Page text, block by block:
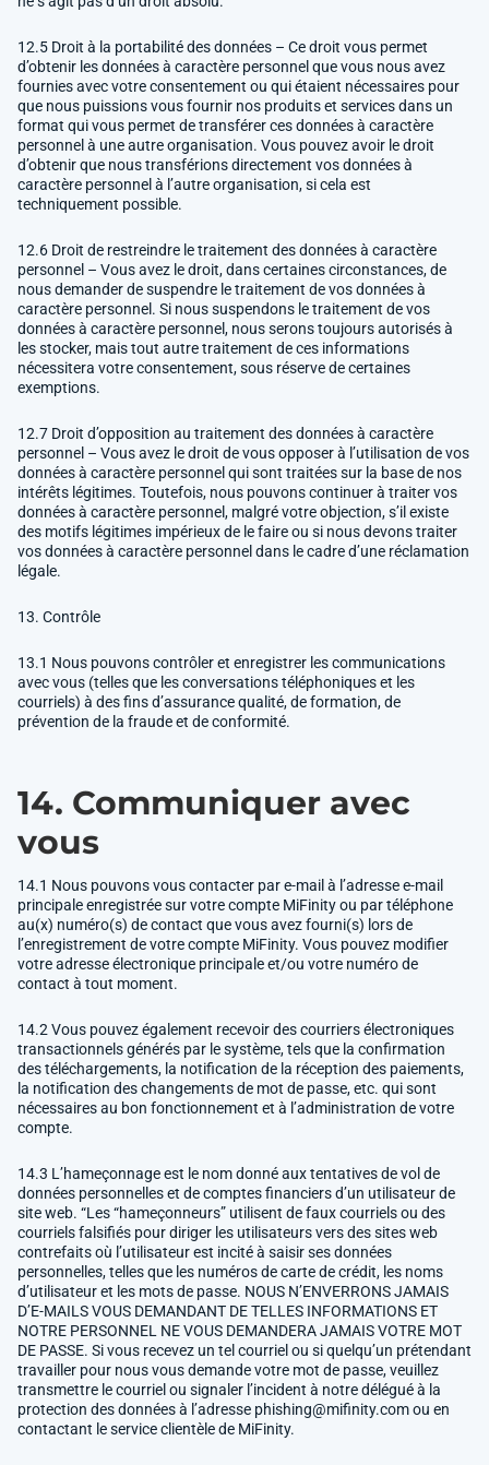
12.5 Droit à la portabilité des données – Ce droit vous permet
d’obtenir les données à caractère personnel que vous nous avez
fournies avec votre consentement ou qui étaient nécessaires pour
que nous puissions vous fournir nos produits et services dans un
format qui vous permet de transférer ces données à caractère
personnel à une autre organisation. Vous pouvez avoir le droit
d’obtenir que nous transférions directement vos données à
caractère personnel à l’autre organisation, si cela est
techniquement possible.
12.6 Droit de restreindre le traitement des données à caractère
personnel – Vous avez le droit, dans certaines circonstances, de
nous demander de suspendre le traitement de vos données à
caractère personnel. Si nous suspendons le traitement de vos
données à caractère personnel, nous serons toujours autorisés à
les stocker, mais tout autre traitement de ces informations
nécessitera votre consentement, sous réserve de certaines
exemptions.
12.7 Droit d’opposition au traitement des données à caractère
personnel – Vous avez le droit de vous opposer à l’utilisation de vos
données à caractère personnel qui sont traitées sur la base de nos
intérêts légitimes. Toutefois, nous pouvons continuer à traiter vos
données à caractère personnel, malgré votre objection, s’il existe
des motifs légitimes impérieux de le faire ou si nous devons traiter
vos données à caractère personnel dans le cadre d’une réclamation
légale.
13. Contrôle
13.1 Nous pouvons contrôler et enregistrer les communications
avec vous (telles que les conversations téléphoniques et les
courriels) à des fins d’assurance qualité, de formation, de
prévention de la fraude et de conformité.
14. Communiquer avec
vous
14.1 Nous pouvons vous contacter par e-mail à l’adresse e-mail
principale enregistrée sur votre compte MiFinity ou par téléphone
au(x) numéro(s) de contact que vous avez fourni(s) lors de
l’enregistrement de votre compte MiFinity. Vous pouvez modifier
votre adresse électronique principale et/ou votre numéro de
contact à tout moment.
14.2 Vous pouvez également recevoir des courriers électroniques
transactionnels générés par le système, tels que la confirmation
des téléchargements, la notification de la réception des paiements,
la notification des changements de mot de passe, etc. qui sont
nécessaires au bon fonctionnement et à l’administration de votre
compte.
14.3 L’hameçonnage est le nom donné aux tentatives de vol de
données personnelles et de comptes financiers d’un utilisateur de
site web. “Les “hameçonneurs” utilisent de faux courriels ou des
courriels falsifiés pour diriger les utilisateurs vers des sites web
contrefaits où l’utilisateur est incité à saisir ses données
personnelles, telles que les numéros de carte de crédit, les noms
d’utilisateur et les mots de passe. NOUS N’ENVERRONS JAMAIS
D’E-MAILS VOUS DEMANDANT DE TELLES INFORMATIONS ET
NOTRE PERSONNEL NE VOUS DEMANDERA JAMAIS VOTRE MOT
DE PASSE. Si vous recevez un tel courriel ou si quelqu’un prétendant
travailler pour nous vous demande votre mot de passe, veuillez
transmettre le courriel ou signaler l’incident à notre délégué à la
protection des données à l’adresse phishing@mifinity.comou en
contactant le service clientèle de MiFinity.